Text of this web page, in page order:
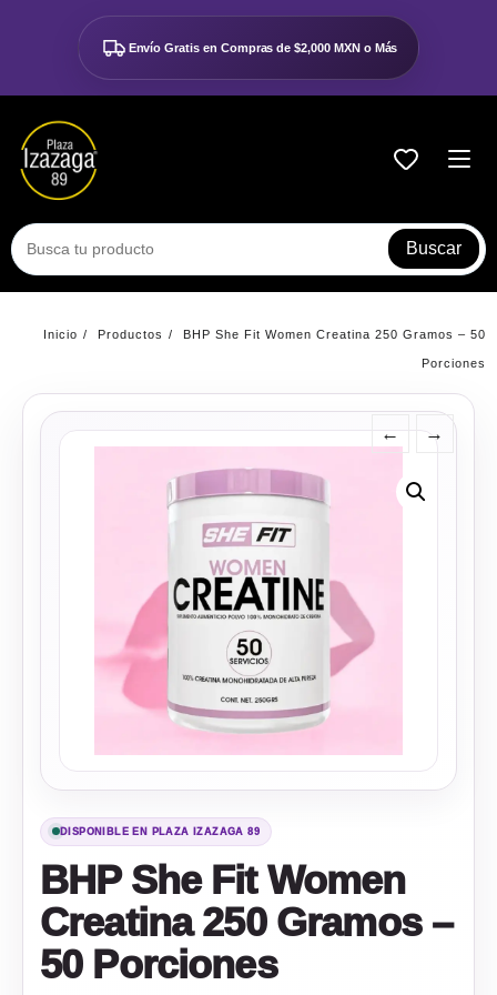
contenido
Envío Gratis en Compras de$2,000 MXN o Más
Buscar
Inicio Productos BHP She Fit Women Creatina 250 Gramos – 50
Porciones
DISPONIBLE EN PLAZA IZAZAGA 89
← →
BHP She Fit Women
Creatina 250 Gramos –
50 Porciones